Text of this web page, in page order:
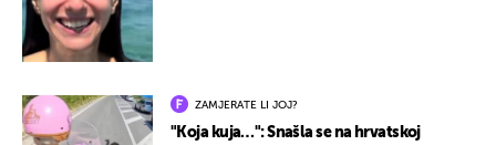
ZAMJERATE LI JOJ?
"Koja kuja…": Snašla se na hrvatskoj